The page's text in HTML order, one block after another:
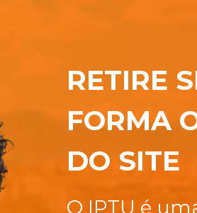
RETIRE
FORMA
DO SITE
O IPTU é